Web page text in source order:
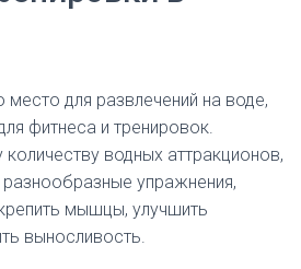
А
Ю
для развлечений на воде,
фитнеса и тренировок.
водных аттракционов,
разнообразные упражнения,
мышцы, улучшить
выносливость.